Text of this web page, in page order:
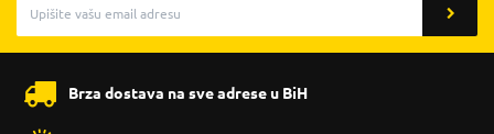
Brza dostava na sve adrese u BiH